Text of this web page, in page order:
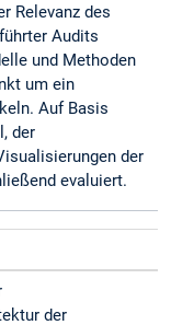
Relevanz des
Audits
und Methoden
um ein
Auf Basis
der
der
evaluiert.
der